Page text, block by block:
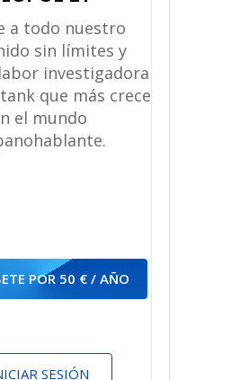
a todo nuestro
sin límites y
investigadora
que más crece
el mundo
POR 50 € / AÑO
SESIÓN